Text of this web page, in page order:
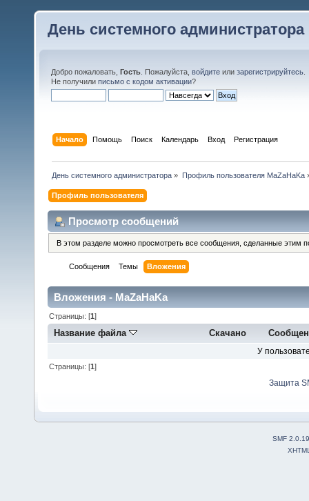
День системного администратора
Добро пожаловать, Гость . Пожалуйста, войдите или зарегистрируйтесь
Не получили письмо с кодом активации?
Начало Помощь Поиск Календарь Вход Регистрация
День системного администратора » Профиль пользователя MaZaHaKa
Профиль пользователя
Просмотр сообщений
В этом разделе можно просмотреть все сообщения, сделанные этим
Сообщения Темы Вложения
Вложения - MaZaHaKa
Страницы: [1]
Название файла Скачано
У
Страницы: [1]
Защита
SMF 2.0.19